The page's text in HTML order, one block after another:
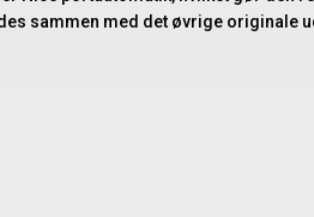
sammen med det øvrige originale
friktion og ujævnheder.